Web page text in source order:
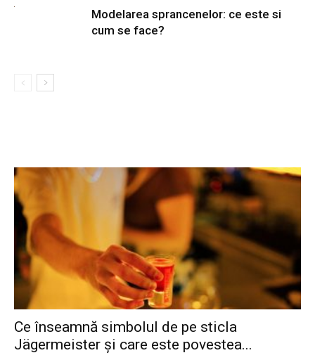
Modelarea sprancenelor: ce este si
cum se face?
Ce înseamnă simbolul de pe sticla
Jägermeister și care este povestea...